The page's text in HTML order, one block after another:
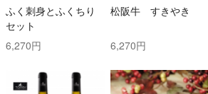
ふく刺身とふくちり
セット
6,270円
松阪牛 すきやき
6,270円